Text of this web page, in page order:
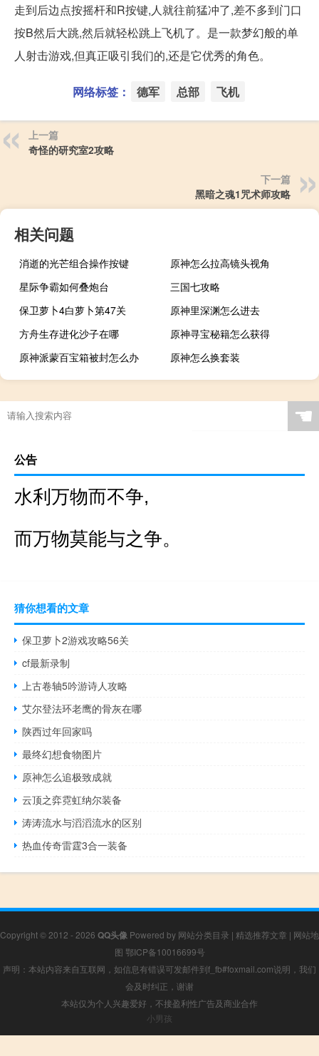
走到后边点按摇杆和R按键,人就往前猛冲了,差不多到门口
按B然后大跳,然后就轻松跳上飞机了。是一款梦幻般的单
人射击游戏,但真正吸引我们的,还是它优秀的角色。
网络标签： 德军 总部 飞机
上一篇
奇怪的研究室2攻略
下一篇
黑暗之魂1咒术师攻略
相关问题
消逝的光芒组合操作按键
原神怎么拉高镜头视角
星际争霸如何叠炮台
三国七攻略
保卫萝卜4白萝卜第47关
原神里深渊怎么进去
方舟生存进化沙子在哪
原神寻宝秘籍怎么获得
原神派蒙百宝箱被封怎么办
原神怎么换套装
☚
公告
水利万物而不争,
而万物莫能与之争。
猜你想看的文章
保卫萝卜2游戏攻略56关
cf最新录制
上古卷轴5吟游诗人攻略
艾尔登法环老鹰的骨灰在哪
陕西过年回家吗
最终幻想食物图片
原神怎么追极致成就
云顶之弈霓虹纳尔装备
涛涛流水与滔滔流水的区别
热血传奇雷霆3合一装备
Copyright © 2012 - 2026 QQ头像 Powered by 网站分类目录 | 精选推荐文章 | 网站地
图 鄂ICP备10016699号
声明：本站内容来自互联网，如信息有错误可发邮件到f_fb#foxmail.com说明，我们
会及时纠正，谢谢
本站仅为个人兴趣爱好，不接盈利性广告及商业合作
小男孩